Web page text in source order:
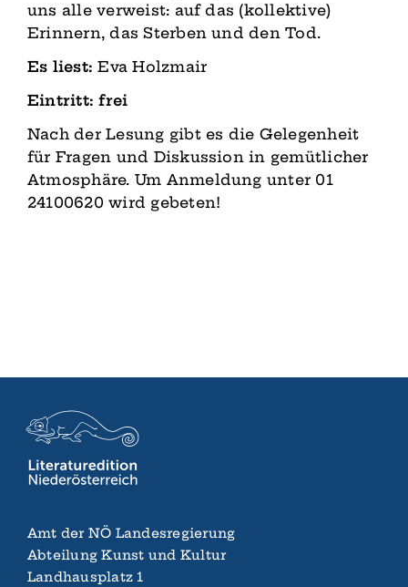
uns alle verweist: auf das (kollektive)
Erinnern, das Sterben und den Tod.
Es liest: Eva Holzmair
Eintritt: frei
Nach der Lesung gibt es die Gelegenheit
für Fragen und Diskussion in gemütlicher
Atmosphäre. Um Anmeldung unter 01
24100620 wird gebeten!
Amt der NÖ Landes­regierung
Abteilung Kunst und Kultur
Landhaus­platz 1